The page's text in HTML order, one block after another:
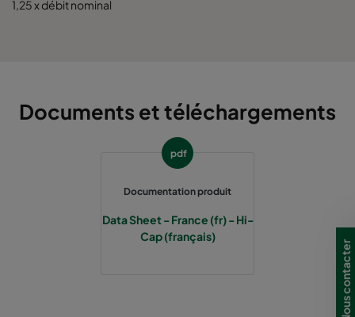
1,25 x débit nominal
Documents et téléchargements
pdf
Documentation produit
Data Sheet - France (fr) - Hi-
Cap (français)
Nous contacter